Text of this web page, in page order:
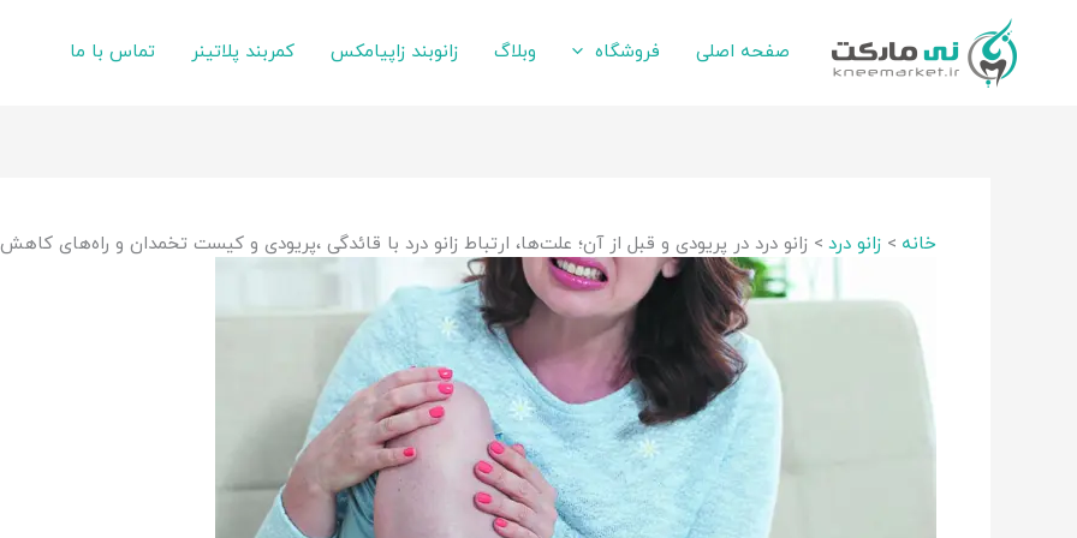
صفحه اصلی فروشگاه وبلاگ زانوبند زاپیامکس کمربند پلاتینر تماس با ما
خانه زانو درد زانو درد در پریودی و قبل از آن؛ علت‌ها، ارتباط زانو درد با قائدگی ،پریودی و کیست تخمدان و راه‌های